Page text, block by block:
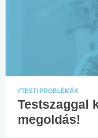
#TESTI PROBLÉMÁK
Testszaggal
megoldás!